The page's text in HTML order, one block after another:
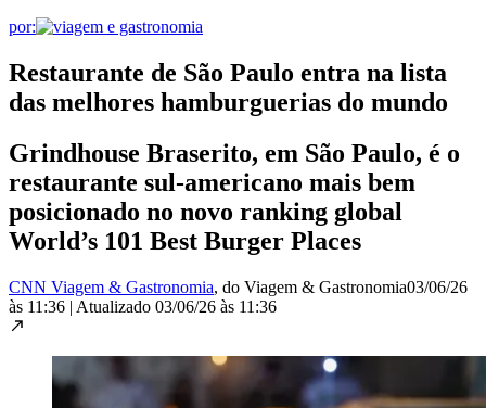
por:
Restaurante de São Paulo entra na lista
das melhores hamburguerias do mundo
Grindhouse Braserito, em São Paulo, é o
restaurante sul-americano mais bem
posicionado no novo ranking global
World’s 101 Best Burger Places
CNN Viagem & Gastronomia, do Viagem & Gastronomia03/06/26
às 11:36 | Atualizado 03/06/26 às 11:36